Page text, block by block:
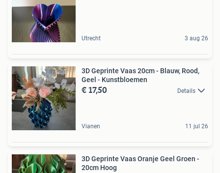
Utrecht 3 aug 26
3D Geprinte Vaas 20cm - Blauw, Rood,
Geel - Kunstbloemen
€ 17,50 Details
Vianen 11 jul 26
3D Geprinte Vaas Oranje Geel Groen -
20cm Hoog